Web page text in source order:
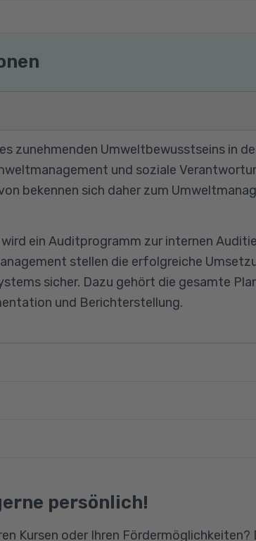
zunehmenden Umweltbewusstseins in
und soziale
bekennen sich daher zum
wird ein Auditprogramm zur internen
stellen die erfolgreiche
sicher. Dazu gehört die gesamte
und Berichterstellung.
DIN ISO 19011
bei Audits
zählen eine Ausbildung oder ein Studium
persönlich!
Kursen oder Ihren Fördermöglichkeiten?